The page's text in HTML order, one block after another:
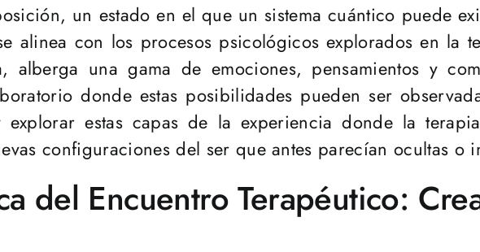
un estado en el que un sistema cuántico puede
alinea con los procesos psicológicos explorados en
alberga una gama de emociones, pensamientos y
donde estas posibilidades pueden ser
estas capas de la experiencia donde la
configuraciones del ser que antes parecían ocultas o
del Encuentro Terapéutico: